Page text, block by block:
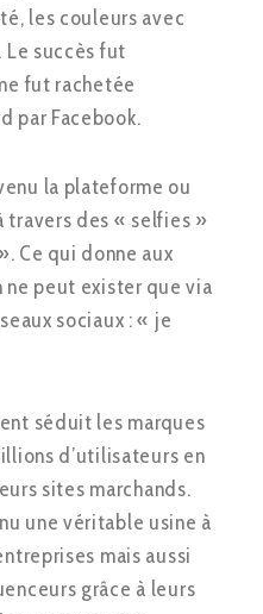
les couleurs avec
succès fut
fut rachetée
par Facebook.
la plateforme ou
travers des « selfies »
Ce qui donne aux
ne peut exister que via
sociaux : « je
séduit les marques
d’utilisateurs en
sites marchands.
une véritable usine à
mais aussi
grâce à leurs